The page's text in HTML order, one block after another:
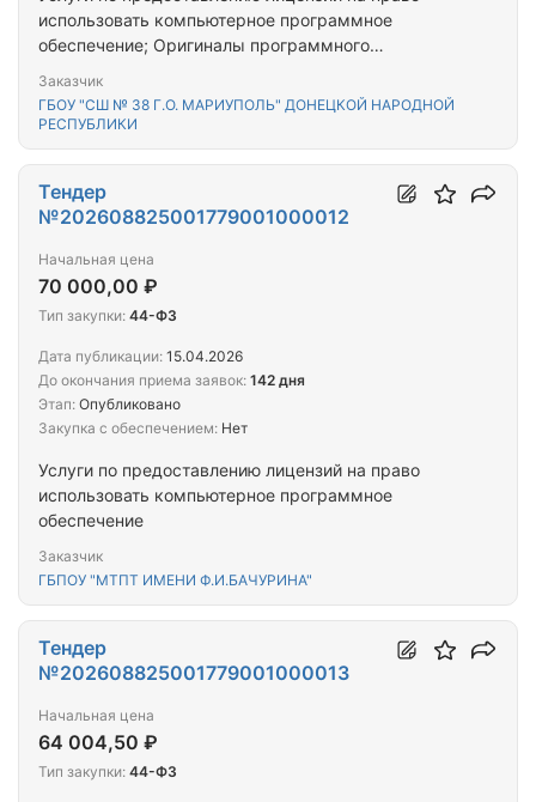
использовать компьютерное программное
обеспечение; Оригиналы программного
Заказчик
ГБОУ "СШ № 38 Г.О. МАРИУПОЛЬ" ДОНЕЦКОЙ НАРОДНОЙ
РЕСПУБЛИКИ
Услуги по предоставлению лицензий на право
использовать компьютерное программное
обеспечение
Заказчик
ГБПОУ "МТПТ ИМЕНИ Ф.И.БАЧУРИНА"
Тендер
№202608825001779001000012
Начальная цена
70 000,00 ₽
Тип закупки: 44-ФЗ
Дата публикации: 15.04.2026
До окончания приема заявок: 142 дня
Этап: Опубликовано
Закупка с обеспечением: Нет
Тендер
№202608825001779001000013
Начальная цена
64 004,50 ₽
Тип закупки: 44-ФЗ